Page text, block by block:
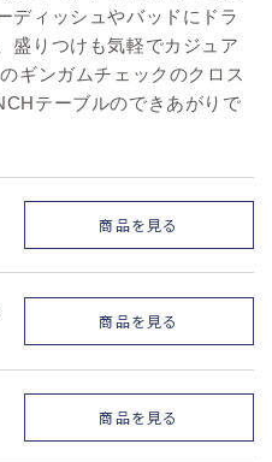
ディッシュやバッドにドラ
盛りつけも気軽でカジュア
ギンガムチェックのクロス
テーブルのできあがりで
商品を見る
商品を見る
商品を見る